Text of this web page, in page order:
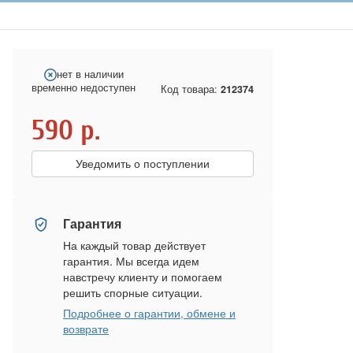
нет в наличии
временно недоступен
Код товара: 212374
590 р.
Уведомить о поступлении
Гарантия
На каждый товар действует
гарантия. Мы всегда идем
навстречу клиенту и помогаем
решить спорные ситуации.
Подробнее о гарантии, обмене и
возврате